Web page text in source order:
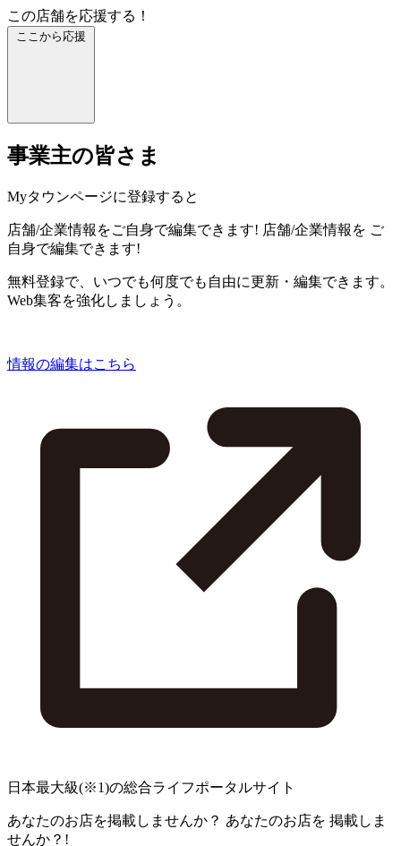
この店舗を応援する！
ここから応援
事業主の皆さま
Myタウンページに登録すると
店舗/企業情報をご自身で編集できます! 店舗/企業情報を ご
自身で編集できます!
無料登録で、いつでも何度でも自由に更新・編集できます。
Web集客を強化しましょう。
情報の編集はこちら
日本最大級(※1)の総合ライフポータルサイト
あなたのお店を掲載しませんか？ あなたのお店を 掲載しま
せんか？!